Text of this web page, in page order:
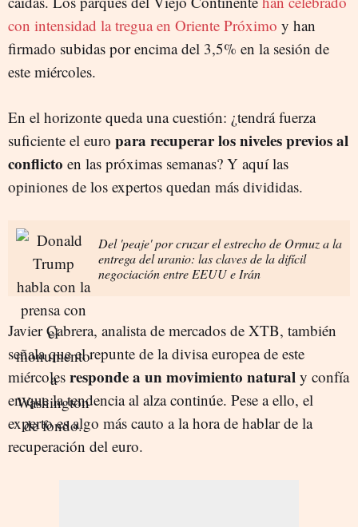
con intensidad la tregua en Oriente Próximo y han
firmado subidas por encima del 3,5% en la sesión de
este miércoles.
En el horizonte queda una cuestión: ¿tendrá fuerza
suficiente el euro para recuperar los niveles previos al
conflicto en las próximas semanas? Y aquí las
opiniones de los expertos quedan más divididas.
Del 'peaje' por cruzar el estrecho de Ormuz a la
entrega del uranio: las claves de la difícil
negociación entre EEUU e Irán
Javier Cabrera, analista de mercados de XTB, también
señala que el repunte de la divisa europea de este
miércoles responde a un movimiento natural y confía
en que la tendencia al alza continúe. Pese a ello, el
experto es algo más cauto a la hora de hablar de la
recuperación del euro.